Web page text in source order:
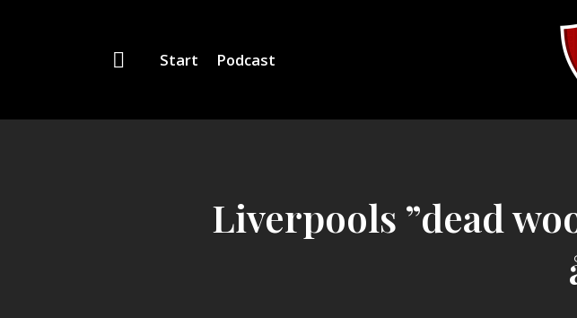
Sveriges
Start Podcast
Liverpools ”dead